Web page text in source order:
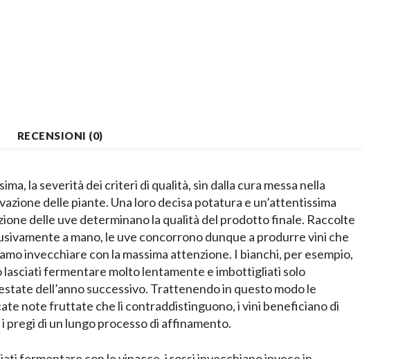
RECENSIONI (0)
la severità dei criteri di qualità, sin dalla cura messa nella
delle piante. Una loro decisa potatura e un’attentissima
delle uve determinano la qualità del prodotto finale. Raccolte
a mano, le uve concorrono dunque a produrre vini che
invecchiare con la massima attenzione. I bianchi, per esempio,
lasciati fermentare molto lentamente e imbottigliati solo
dell’anno successivo. Trattenendo in questo modo le
note fruttate che li contraddistinguono, i vini beneficiano di
pregi di un lungo processo di affinamento.